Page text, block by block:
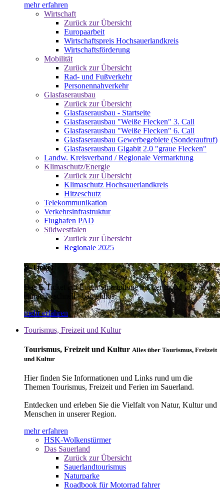
mehr erfahren
Wirtschaft
Zurück zur Übersicht
Europaarbeit
Wirtschaftspreis Hochsauerlandkreis
Wirtschaftsförderung
Mobilität
Zurück zur Übersicht
Rad- und Fußverkehr
Personennahverkehr
Glasfaserausbau
Zurück zur Übersicht
Glasfaserausbau - Startseite
Glasfaserausbau "Weiße Flecken" 3. Call
Glasfaserausbau "Weiße Flecken" 6. Call
Glasfaserausbau Gewerbegebiete (Sonderaufruf)
Glasfaserausbau Gigabit 2.0 "graue Flecken"
Landw. Kreisverband / Regionale Vermarktung
Klimaschutz/Energie
Zurück zur Übersicht
Klimaschutz Hochsauerlandkreis
Hitzeschutz
Telekommunikation
Verkehrsinfrastruktur
Flughafen PAD
Südwestfalen
Zurück zur Übersicht
Regionale 2025
E-Ticket
Das E-Ticket auf Ihrem Smartphone mit der mobil info App -
einfach - schnell - bargeldlos
mehr erfahren
Tourismus, Freizeit und Kultur
Tourismus, Freizeit und Kultur Alles über Tourismus, Freizeit
und Kultur
Hier finden Sie Informationen und Links rund um die
Themen Tourismus, Freizeit und Ferien im Sauerland.
Entdecken und erleben Sie die Vielfalt von Natur, Kultur und
Menschen in unserer Region.
mehr erfahren
HSK-Wolkenstürmer
Das Sauerland
Zurück zur Übersicht
Sauerlandtourismus
Naturparke
Roadbook für Motorrad fahrer